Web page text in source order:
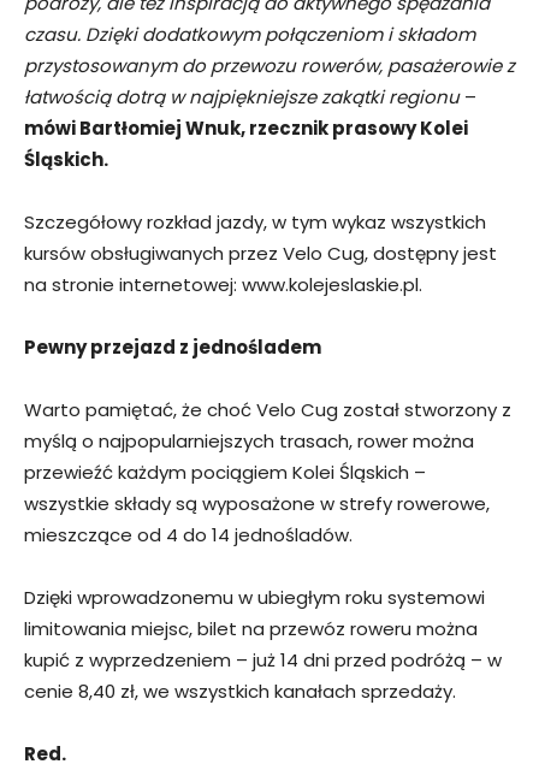
czasu. Dzięki dodatkowym połączeniom i składom
przystosowanym do przewozu rowerów, pasażerowie z
łatwością dotrą w najpiękniejsze zakątki regionu–
mówi Bartłomiej Wnuk, rzecznik prasowy Kolei
Śląskich.
Szczegółowy rozkład jazdy, w tym wykaz wszystkich
kursów obsługiwanych przez Velo Cug, dostępny jest
na stronie internetowej: www.kolejeslaskie.pl.
Pewny przejazd z jednośladem
Warto pamiętać, że choć Velo Cug został stworzony z
myślą o najpopularniejszych trasach, rower można
przewieźć każdym pociągiem Kolei Śląskich –
wszystkie składy są wyposażone w strefy rowerowe,
mieszczące od 4 do 14 jednośladów.
Dzięki wprowadzonemu w ubiegłym roku systemowi
limitowania miejsc, bilet na przewóz roweru można
kupić z wyprzedzeniem – już 14 dni przed podróżą – w
cenie 8,40 zł, we wszystkich kanałach sprzedaży.
Red.